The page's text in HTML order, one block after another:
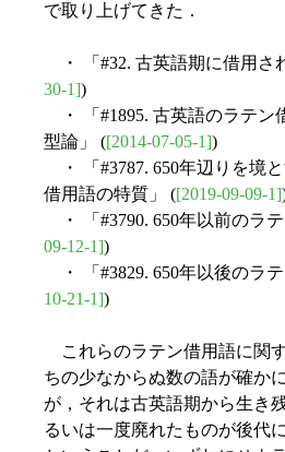
で取り上げてきた．
・ 「#32. 古英語期に借用さ
30-1])
・ 「#1895. 古英語のラテン
型論」 ([2014-07-05-1])
・ 「#3787. 650年辺りを境
借用語の特質」 ([2019-09-09-1]
・ 「#3790. 650年以前のラ
09-12-1])
・ 「#3829. 650年以後のラ
10-21-1])
これらのラテン借用語に関
ちの少なからぬ数の語が確か
が，それは古英語期から生き
るいは一度廃れたものが後代